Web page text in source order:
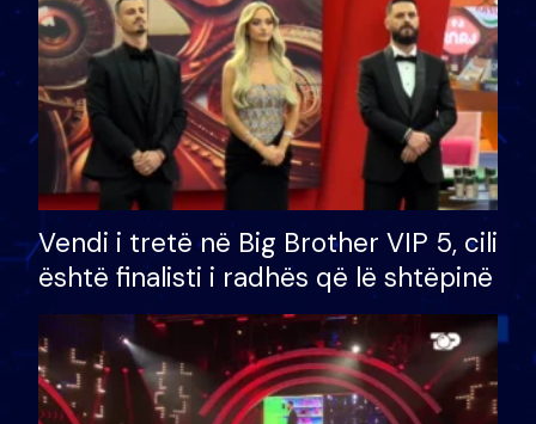
Vendi i tretë në Big Brother VIP 5, cili
është finalisti i radhës që lë shtëpinë